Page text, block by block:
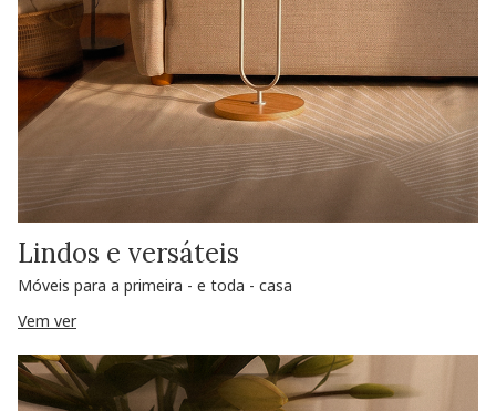
Lindos e versáteis
Móveis para a primeira - e toda - casa
Vem ver